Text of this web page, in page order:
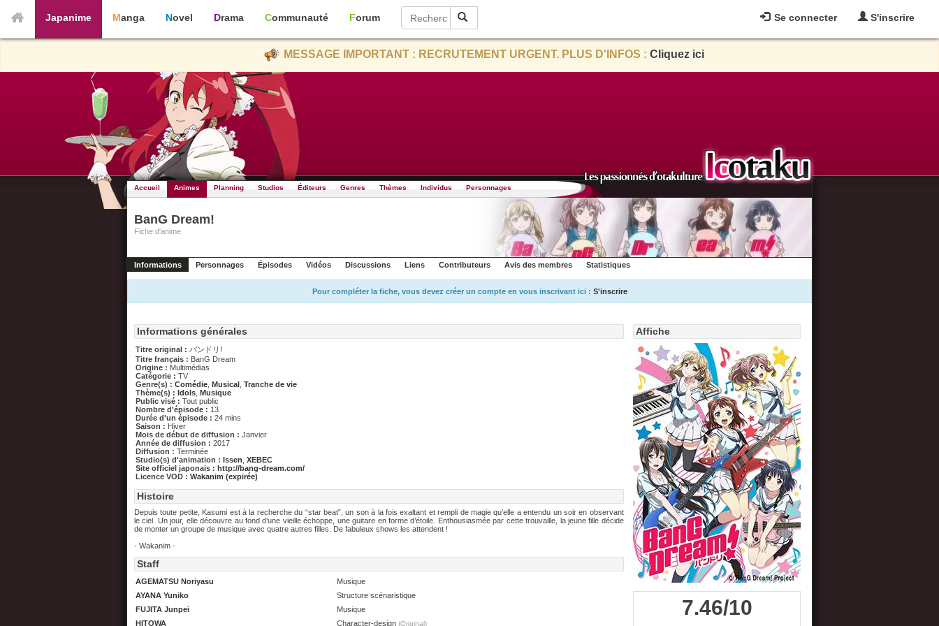
Se connecter S'inscrire
Japanime Manga Novel Drama Communauté Forum
MESSAGE IMPORTANT : RECRUTEMENT URGENT. PLUS D'INFOS : Cliquez ici
Accueil Animes Planning Studios Éditeurs Genres Thèmes Individus Personnages
BanG Dream!
Fiche d'anime
Informations Personnages Épisodes Vidéos Discussions Liens Contributeurs Avis des membres Statistiques
Pour compléter la fiche, vous devez créer un compte en vous inscrivant ici : S'inscrire
Affiche
7.46/10
Informations générales
Titre original : バンドリ!
Titre français : BanG Dream
Origine : Multimédias
Catégorie : TV
Genre(s) : Comédie Musical Tranche de vie
Thème(s) : Idols Musique
Public visé : Tout public
Nombre d'épisode : 13
Durée d'un épisode : 24 mins
Saison : Hiver
Mois de début de diffusion : Janvier
Année de diffusion : 2017
Diffusion : Terminée
Studio(s) d'animation : Issen XEBEC
Site officiel japonais : http://bang-dream.com/
Licence VOD : Wakanim (expirée)
Histoire
Depuis toute petite, Kasumi est à la recherche du “star beat”, un son à la fois exaltant et rempli de magie qu’elle a entendu un soir en observant
le ciel. Un jour, elle découvre au fond d’une vieille échoppe, une guitare en forme d’étoile. Enthousiasmée par cette trouvaille, la jeune fille décide
de monter un groupe de musique avec quatre autres filles. De fabuleux shows les attendent !
- Wakanim -
Staff
AGEMATSU Noriyasu
Musique
AYANA Yuniko
Structure scénaristique
FUJITA Junpei
Musique
HITOWA
Character-design (Original)